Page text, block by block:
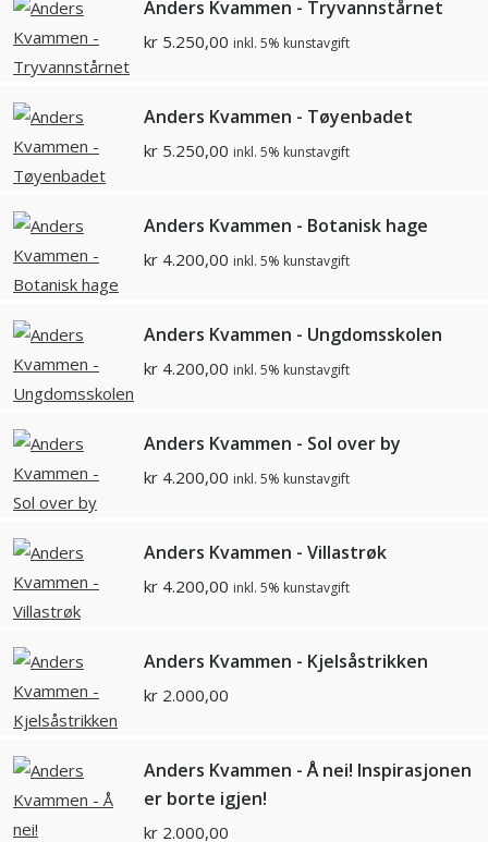
Anders Kvammen - Tryvannstårnet
kr 5.250,00 inkl. 5% kunstavgift
Anders Kvammen - Tøyenbadet
kr 5.250,00 inkl. 5% kunstavgift
Anders Kvammen - Botanisk hage
kr 4.200,00 inkl. 5% kunstavgift
Anders Kvammen - Ungdomsskolen
kr 4.200,00 inkl. 5% kunstavgift
Anders Kvammen - Sol over by
kr 4.200,00 inkl. 5% kunstavgift
Anders Kvammen - Villastrøk
kr 4.200,00 inkl. 5% kunstavgift
Anders Kvammen - Kjelsåstrikken
kr 2.000,00
Anders Kvammen - Å nei! Inspirasjonen
er borte igjen!
kr 2.000,00